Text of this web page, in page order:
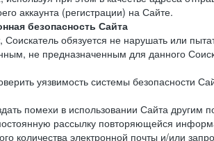
аккаунта (регистрации) на Сайте.
безопасность Сайта
Соискатель обязуется не нарушать или
не предназначенным для данного
уязвимость системы безопасности
помехи в использовании Сайта другим
рассылку повторяющейся
количества электронной почты и/или